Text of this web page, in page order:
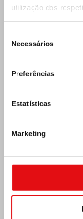
utilização dos
Necessários
Preferências
Estatísticas
Marketing
CONGRESSO